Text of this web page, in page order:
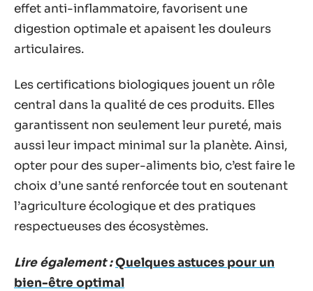
effet anti-inflammatoire, favorisent une
digestion optimale et apaisent les douleurs
articulaires.
Les certifications biologiques jouent un rôle
central dans la qualité de ces produits. Elles
garantissent non seulement leur pureté, mais
aussi leur impact minimal sur la planète. Ainsi,
opter pour des super-aliments bio, c’est faire le
choix d’une santé renforcée tout en soutenant
l’agriculture écologique et des pratiques
respectueuses des écosystèmes.
Lire également :Quelques astuces pour un
bien-être optimal